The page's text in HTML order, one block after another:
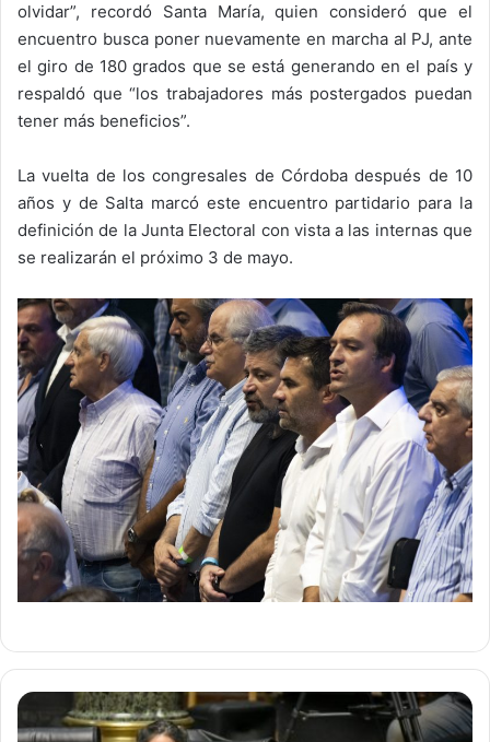
olvidar”, recordó Santa María, quien consideró que el
encuentro busca poner nuevamente en marcha al PJ, ante
el giro de 180 grados que se está generando en el país y
respaldó que “los trabajadores más postergados puedan
tener más beneficios”.
La vuelta de los congresales de Córdoba después de 10
años y de Salta marcó este encuentro partidario para la
definición de la Junta Electoral con vista a las internas que
se realizarán el próximo 3 de mayo.
Legislatura
CABA: